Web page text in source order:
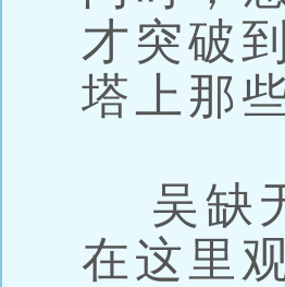
才突破
塔上那
吴缺
在这里